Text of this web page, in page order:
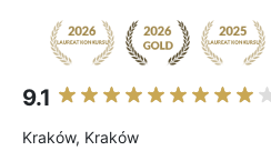
9.1
Kraków, Kraków